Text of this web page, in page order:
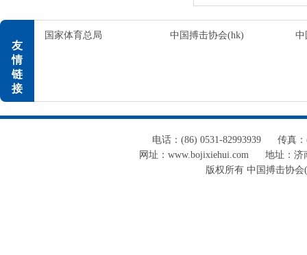
友
情
链
接
国家体育总局 中国搏击协会(hk) 中
电话：(86) 0531-82993939
传真
网址：www.bojixiehui.com
地址：济
版权所有 中国搏击协会